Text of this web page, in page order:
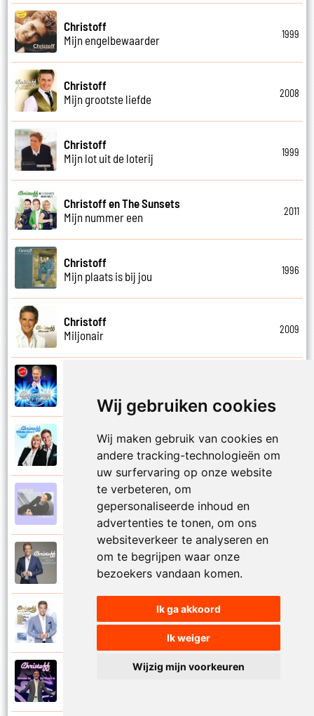
Wij gebruiken cookies
Wij maken gebruik van cookies en
andere tracking-technologieën om
uw surfervaring op onze website
te verbeteren, om
gepersonaliseerde inhoud en
advertenties te tonen, om ons
websiteverkeer te analyseren en
om te begrijpen waar onze
bezoekers vandaan komen.
Ik ga akkoord
Ik weiger
Wijzig mijn voorkeuren
Christoff
Mijn engelbewaarder
1999
Christoff
Mijn grootste liefde
2008
Christoff
Mijn lot uit de loterij
1999
Christoff en The Sunsets
Mijn nummer een
2011
Christoff
Mijn plaats is bij jou
1996
Christoff
Miljonair
2009
Christoff en Willeke Alberti
Niemand laat zijn eigen kind alleen
Christoff
Niets is voor niets
Christoff
Ogen weer geopend
Christoff en Florian Silbereisen
Omdat ie zo mooi is